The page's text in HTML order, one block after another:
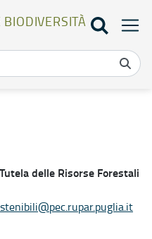
BIODIVERSITÀ
delle Risorse Forestali